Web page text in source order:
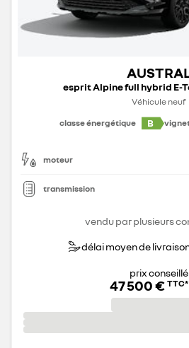
esprit Alpine full hybrid E-
Véhicule neuf
classe énergétique
B
moteur
transmission
vendu par plusieurs
délai moyen de
prix conseillé
47 500 € TTC*